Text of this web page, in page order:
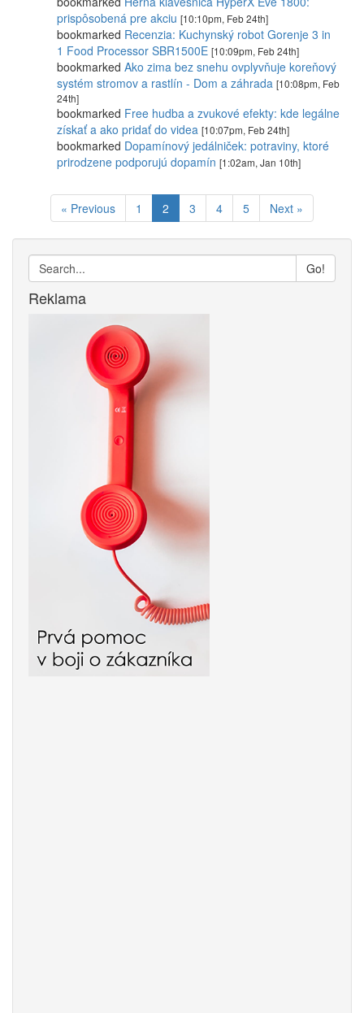
prispôsobená pre akciu [10:10pm, Feb 24th]
bookmarked Recenzia: Kuchynský robot Gorenje 3 in
1 Food Processor SBR1500E [10:09pm, Feb 24th]
bookmarked Ako zima bez snehu ovplyvňuje koreňový
systém stromov a rastlín - Dom a záhrada [10:08pm, Feb
24th]
bookmarked Free hudba a zvukové efekty: kde legálne
získať a ako pridať do videa [10:07pm, Feb 24th]
bookmarked Dopamínový jedálniček: potraviny, ktoré
prirodzene podporujú dopamín [1:02am, Jan 10th]
« Previous 1 2 3 4 5 Next »
Go!
Reklama